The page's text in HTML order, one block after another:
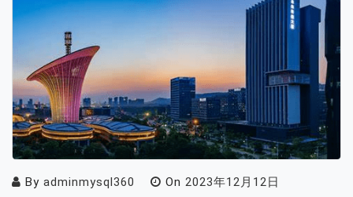
By adminmysql360 On 2023年12月12日